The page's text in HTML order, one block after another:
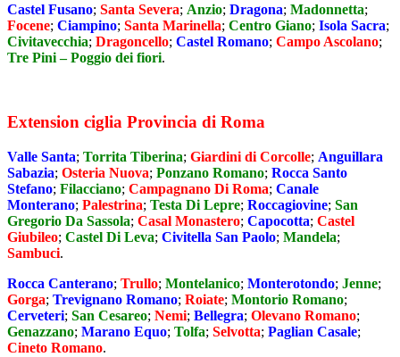
Castel Fusano; Santa Severa; Anzio; Dragona; Madonnetta;
Focene; Ciampino; Santa Marinella; Centro Giano; Isola Sacra;
Civitavecchia; Dragoncello; Castel Romano; Campo Ascolano;
Tre Pini – Poggio dei fiori.
Extension ciglia Provincia di Roma
Valle Santa; Torrita Tiberina; Giardini di Corcolle; Anguillara
Sabazia; Osteria Nuova; Ponzano Romano; Rocca Santo
Stefano; Filacciano; Campagnano Di Roma; Canale
Monterano; Palestrina; Testa Di Lepre; Roccagiovine; San
Gregorio Da Sassola; Casal Monastero; Capocotta; Castel
Giubileo; Castel Di Leva; Civitella San Paolo; Mandela;
Sambuci.
Rocca Canterano; Trullo; Montelanico; Monterotondo; Jenne;
Gorga; Trevignano Romano; Roiate; Montorio Romano;
Cerveteri; San Cesareo; Nemi; Bellegra; Olevano Romano;
Genazzano; Marano Equo; Tolfa; Selvotta; Paglian Casale;
Cineto Romano.